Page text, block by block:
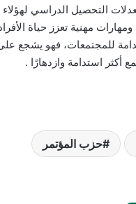
التحصيل الدراسي لهؤلاء
مهنية تعزز حياة
للمجتمعات، فهو يشجع
أكثر استدامة وازدهارًا .
حزب المؤتمر